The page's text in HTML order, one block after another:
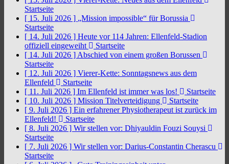
Startseite
[ 15. Juli 2026 ] „Mission impossible“ für Borussia
Startseite
[ 14. Juli 2026 ] Heute vor 114 Jahren: Ellenfeld-Stadion
offiziell eingeweiht
Startseite
[ 14. Juli 2026 ] Abschied von einem großen Borussen
Startseite
[ 12. Juli 2026 ] Vierer-Kette: Sonntagsnews aus dem
Ellenfeld
Startseite
[ 11. Juli 2026 ] Im Ellenfeld ist immer was los!
Startseite
[ 10. Juli 2026 ] Mission Titelverteidigung
Startseite
[ 9. Juli 2026 ] Ein erfahrener Physiotherapeut ist zurück im
Ellenfeld!
Startseite
[ 8. Juli 2026 ] Wir stellen vor: Dhiyauldin Fouzi Souysi
Startseite
[ 7. Juli 2026 ] Wir stellen vor: Darius-Constantin Cherascu
Startseite